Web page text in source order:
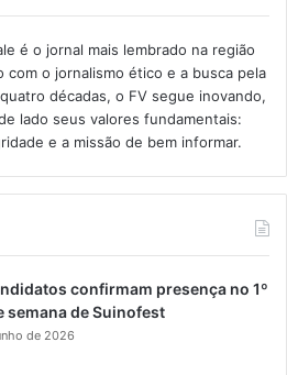
é o jornal mais lembrado na região
com o jornalismo ético e a busca pela
décadas, o FV segue inovando,
lado seus valores fundamentais:
e a missão de bem informar.​
confirmam presença no 1º
semana de Suinofest
de 2026